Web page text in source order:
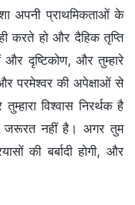
अपनी प्राथमिकताओं के
करते हो और दैहिक तृप्ति
और दृष्टिकोण, और तुम्हारे
परमेश्वर की अपेक्षाओं से
विश्वास निरर्थक है
जरूरत नहीं है। अगर तुम
की बर्बादी होगी, और